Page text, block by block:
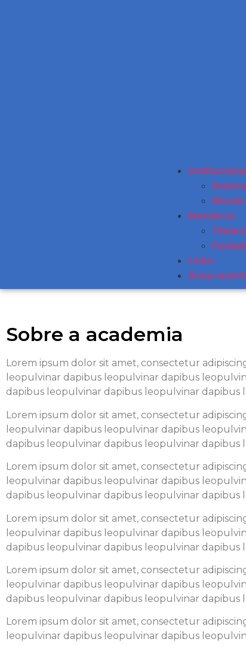
Institucional
História
Membros
Links
Área
Sobre a academia
Lorem ipsum dolor sit amet, consectetur
leopulvinar dapibus leopulvinar dapibus
dapibus leopulvinar dapibus leopulvinar dapibus
Lorem ipsum dolor sit amet, consectetur
leopulvinar dapibus leopulvinar dapibus
dapibus leopulvinar dapibus leopulvinar dapibus
Lorem ipsum dolor sit amet, consectetur
leopulvinar dapibus leopulvinar dapibus
dapibus leopulvinar dapibus leopulvinar dapibus
Lorem ipsum dolor sit amet, consectetur
leopulvinar dapibus leopulvinar dapibus
dapibus leopulvinar dapibus leopulvinar dapibus
Lorem ipsum dolor sit amet, consectetur
leopulvinar dapibus leopulvinar dapibus
dapibus leopulvinar dapibus leopulvinar dapibus
Lorem ipsum dolor sit amet, consectetur
leopulvinar dapibus leopulvinar dapibus